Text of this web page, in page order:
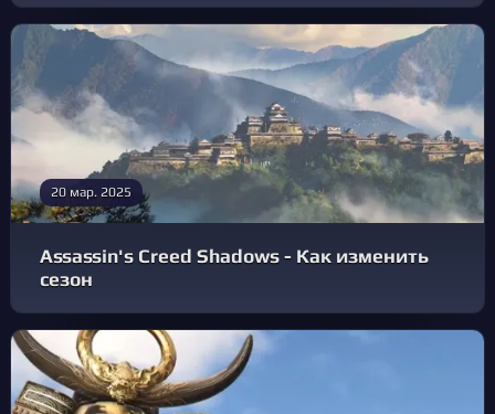
20 мар. 2025
Assassin's Creed Shadows - Как изменить
сезон